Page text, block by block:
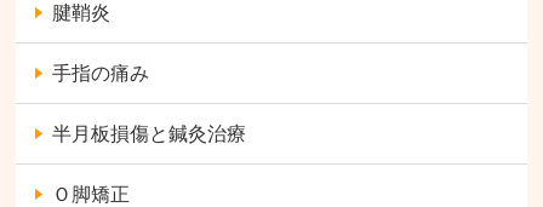
腱鞘炎
手指の痛み
半月板損傷と鍼灸治療
Ｏ脚矯正